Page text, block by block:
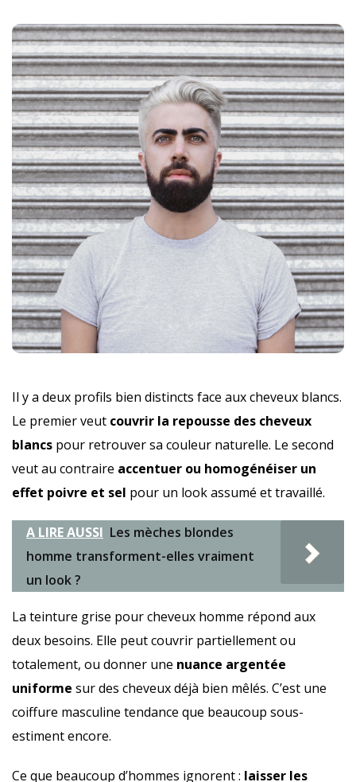
Il y a deux profils bien distincts face aux cheveux blancs.
Le premier veut couvrir la repousse des cheveux
blancs pour retrouver sa couleur naturelle. Le second
veut au contraire accentuer ou homogénéiser un
effet poivre et sel pour un look assumé et travaillé.
A LIRE AUSSI Les mèches blondes
homme transforment-elles vraiment
un look ?
La teinture grise pour cheveux homme répond aux
deux besoins. Elle peut couvrir partiellement ou
totalement, ou donner une nuance argentée
uniforme sur des cheveux déjà bien mêlés. C’est une
coiffure masculine tendance que beaucoup sous-
estiment encore.
Ce que beaucoup d’hommes ignorent : laisser les